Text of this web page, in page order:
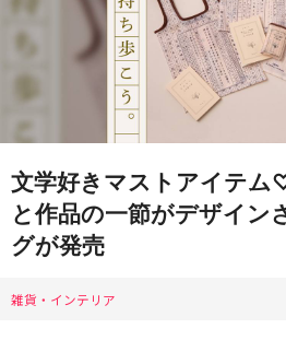
文学好きマストアイテム
と作品の一節がデザイン
グが発売
雑貨・インテリア